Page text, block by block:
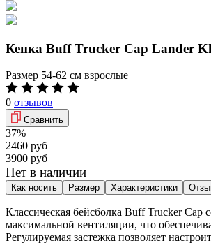
Кепка Buff Trucker Cap Lander
Размер 54-62 см взрослые
0 отзывов
Сравнить
37%
2460 руб
3900 руб
Нет в наличии
Как носить Размер Характеристики
Классическая бейсболка Buff Trucker
максимальной вентиляции, что
Регулируемая застежка позволяет